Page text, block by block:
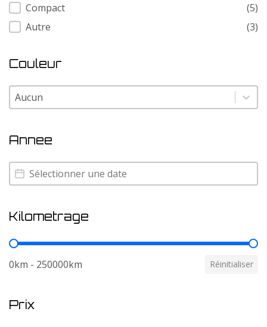
Compact
(5)
Autre
(3)
Couleur
Couleur
Couleur
Annee
Annee
Annee
Kilometrage
Kilometrage
0km - 250000km Réinitialiser
Prix